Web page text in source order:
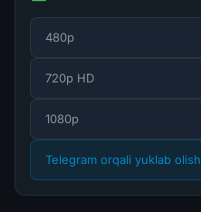
480p
720p HD
1080p
Telegram orqali yuklab olish